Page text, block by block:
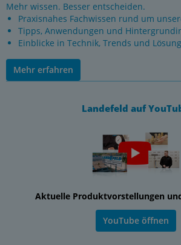
Mehr wissen. Besser entscheiden.
Praxisnahes Fachwissen rund um
Tipps, Anwendungen und
Einblicke in Technik, Trends und
Mehr erfahren
Landefeld auf
Aktuelle Produktvorstellungen
YouTube öffnen